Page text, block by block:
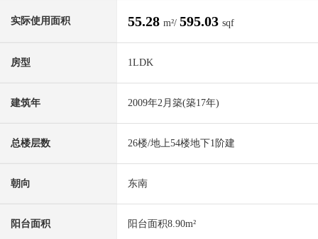
实际使用面积 55.28 m²/ 595.03 sqf
房型 1LDK
建筑年 2009年2月築(築17年)
总楼层数 26楼/地上54楼地下1阶建
朝向 东南
阳台面积 阳台面积8.90m²